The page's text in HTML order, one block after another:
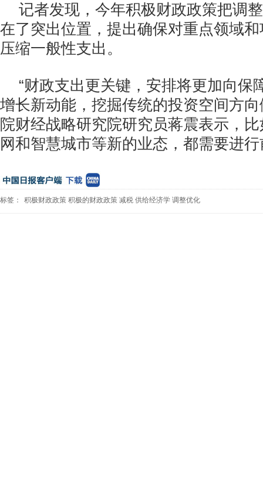
记者发现，今年积极财政政策把调
在了突出位置，提出确保对重点领域
压缩一般性支出。
“财政支出更关键，安排将更加向保
增长新动能，挖掘传统的投资空间方
院财经战略研究院研究员蒋震表示，
网和智慧城市等新的业态，都需要进
标签： 积极财政政策 积极的财政政策 减税 供给经济学 调整优化